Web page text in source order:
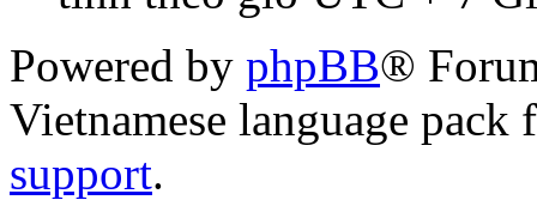
Powered by phpBB®
Vietnamese language
support.